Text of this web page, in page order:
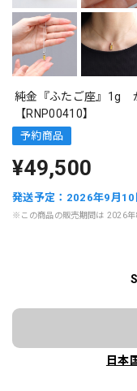
純金『ふたご座』1g
【RNP00410】
予約商品
¥49,500
発送予定：2026年9月10
※この商品の販売期間は 2026年
日本